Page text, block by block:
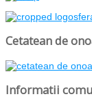
Cetatean de
Informatii